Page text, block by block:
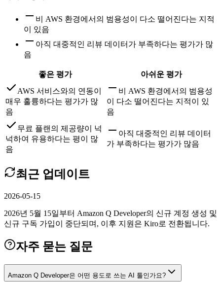
비 AWS 환경에서의 범용성이 다소 떨어진다는 지적
이 있음
아직 대중적인 리뷰 데이터가 부족하다는 평가가 많
음
좋은 평가
아쉬운 평가
AWS 서비스와의 연동이
매우 훌륭하다는 평가가 많
음
비 AWS 환경에서의 범용성
이 다소 떨어진다는 지적이 있
음
무료 플랜의 제공량이 넉
넉하여 유용하다는 평이 많
음
아직 대중적인 리뷰 데이터
가 부족하다는 평가가 많음
최근 업데이트
2026-05-15
2026년 5월 15일부터 Amazon Q Developer의 신규 계정 생성 및
신규 구독 가입이 중단되며, 이후 지원은 Kiro로 전환됩니다.
자주 묻는 질문
Amazon Q Developer은 어떤 용도로 쓰는 AI 툴인가요?